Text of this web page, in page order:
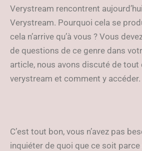
Verystream rencontrent
Verystream. Pourquoi cela se
cela n’arrive qu’à vous ? Vous
de questions de ce genre dans
article, nous avons discuté de tout
verystream et comment y accéder.
C’est tout bon, vous n’avez pas
inquiéter de quoi que ce soit